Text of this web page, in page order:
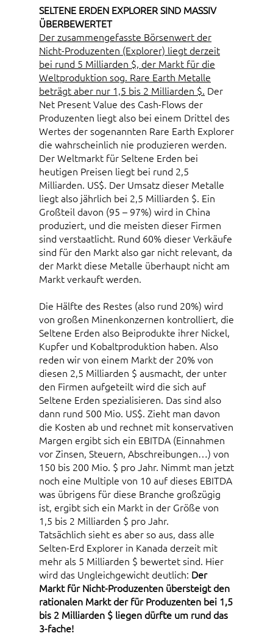
SELTENE ERDEN EXPLORER SIND MASSIV
ÜBERBEWERTET
Der zusammengefasste Börsenwert der
Nicht-Produzenten (Explorer) liegt derzeit
bei rund 5 Milliarden $, der Markt für die
Weltproduktion sog. Rare Earth Metalle
beträgt aber nur 1,5 bis 2 Milliarden $. Der
Net Present Value des Cash-Flows der
Produzenten liegt also bei einem Drittel des
Wertes der sogenannten Rare Earth Explorer
die wahrscheinlich nie produzieren werden.
Der Weltmarkt für Seltene Erden bei
heutigen Preisen liegt bei rund 2,5
Milliarden. US$. Der Umsatz dieser Metalle
liegt also jährlich bei 2,5 Milliarden $. Ein
Großteil davon (95 – 97%) wird in China
produziert, und die meisten dieser Firmen
sind verstaatlicht. Rund 60% dieser Verkäufe
sind für den Markt also gar nicht relevant, da
der Markt diese Metalle überhaupt nicht am
Markt verkauft werden.
Die Hälfte des Restes (also rund 20%) wird
von großen Minenkonzernen kontrolliert, die
Seltene Erden also Beiprodukte ihrer Nickel,
Kupfer und Kobaltproduktion haben. Also
reden wir von einem Markt der 20% von
diesen 2,5 Milliarden $ ausmacht, der unter
den Firmen aufgeteilt wird die sich auf
Seltene Erden spezialisieren. Das sind also
dann rund 500 Mio. US$. Zieht man davon
die Kosten ab und rechnet mit konservativen
Margen ergibt sich ein EBITDA (Einnahmen
vor Zinsen, Steuern, Abschreibungen…) von
150 bis 200 Mio. $ pro Jahr. Nimmt man jetzt
noch eine Multiple von 10 auf dieses EBITDA
was übrigens für diese Branche großzügig
ist, ergibt sich ein Markt in der Größe von
1,5 bis 2 Milliarden $ pro Jahr.
Tatsächlich sieht es aber so aus, dass alle
Selten-Erd Explorer in Kanada derzeit mit
mehr als 5 Milliarden $ bewertet sind. Hier
wird das Ungleichgewicht deutlich: Der
Markt für Nicht-Produzenten übersteigt den
rationalen Markt der für Produzenten bei 1,5
bis 2 Milliarden $ liegen dürfte um rund das
3-fache!